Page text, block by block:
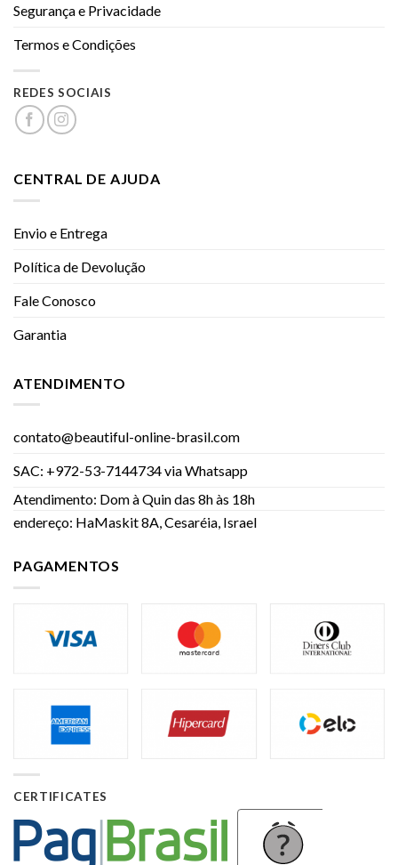
Segurança e Privacidade
Termos e Condições
REDES SOCIAIS
CENTRAL DE AJUDA
Envio e Entrega
Política de Devolução
Fale Conosco
Garantia
ATENDIMENTO
contato@beautiful-online-brasil.com
SAC: +972-53-7144734 via Whatsapp
Atendimento: Dom à Quin das 8h às 18h
endereço: HaMaskit 8A, Cesaréia, Israel
PAGAMENTOS
CERTIFICATES